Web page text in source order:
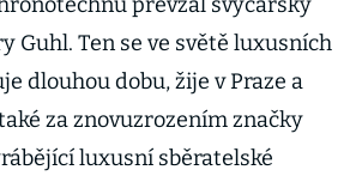
Guhl. Ten se ve světě luxusních
dlouhou dobu, žije v Praze a
za znovuzrozením značky
luxusní sběratelské